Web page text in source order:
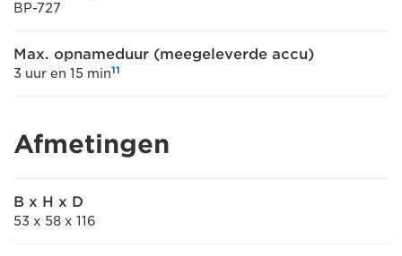
BP-727
Max. opnameduur (meegeleverde accu)
3 uur en 15 min11
Afmetingen
B x H x D
53 x 58 x 116